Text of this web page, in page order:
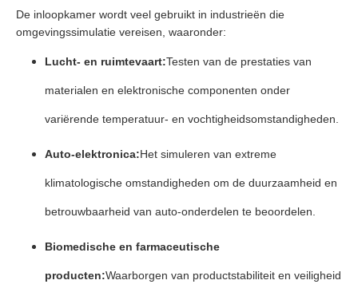
De inloopkamer wordt veel gebruikt in industrieën die
omgevingssimulatie vereisen, waaronder:
Lucht- en ruimtevaart:Testen van de prestaties van
materialen en elektronische componenten onder
variërende temperatuur- en vochtigheidsomstandigheden.
Auto-elektronica:Het simuleren van extreme
klimatologische omstandigheden om de duurzaamheid en
betrouwbaarheid van auto-onderdelen te beoordelen.
Biomedische en farmaceutische
producten:Waarborgen van productstabiliteit en veiligheid